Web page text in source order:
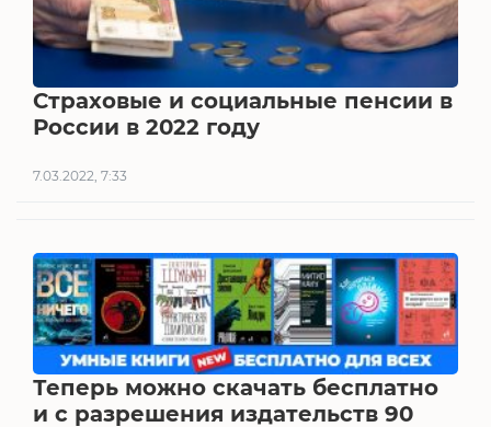
Страховые и социальные пенсии в
России в 2022 году
7.03.2022, 7:33
Теперь можно скачать бесплатно
и с разрешения издательств 90